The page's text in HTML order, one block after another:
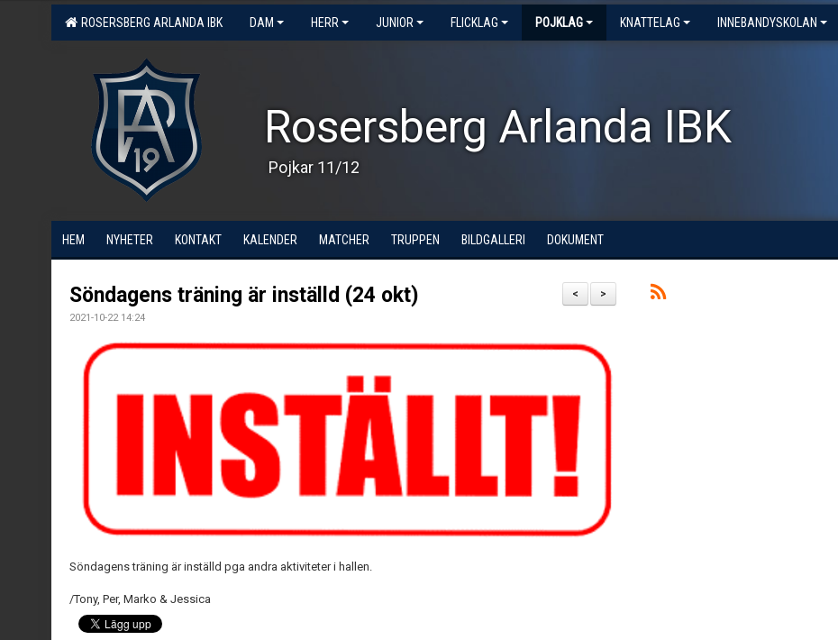
ROSERSBERG ARLANDA IBK DAM HERR JUNIOR FLICKLAG POJKLAG KNATTELAG INNEBANDYSKOLAN
Rosersberg Arlanda IBK
Pojkar 11/12
HEM NYHETER KONTAKT KALENDER MATCHER TRUPPEN BILDGALLERI DOKUMENT
>
<
Söndagens träning är inställd (24 okt)
2021-10-22 14:24
Söndagens träning är inställd pga andra aktiviteter i hallen.
/Tony, Per, Marko & Jessica